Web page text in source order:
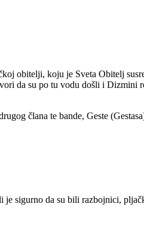
obitelji, koju je Sveta Obitelj
da su po tu vodu došli i Dizmini
člana te bande, Geste
sigurno da su bili razbojnici,